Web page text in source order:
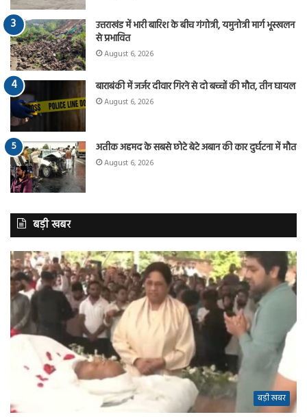
उत्तराखंड में भारी बारिश के बीच गंगोत्री, यमुनोत्री मार्ग भूस्खलन
से प्रभावित
August 6, 2026
बाराबंकी में जर्जर दीवार गिरने से दो बच्चों की मौत, तीन घायल
August 6, 2026
अतीक अहमद के सबसे छोटे बेटे अबान की कार दुर्घटना में मौत
August 6, 2026
बड़ी खबर
बड़ी खबर